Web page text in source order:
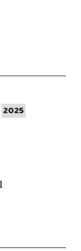
2025